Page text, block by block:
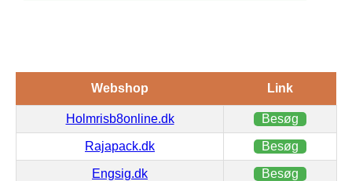
Webshop Link
Holmrisb8online.dk Besøg
Rajapack.dk Besøg
Engsig.dk Besøg